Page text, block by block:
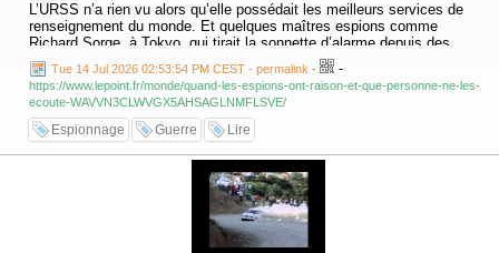
L’URSS n’a rien vu alors qu’elle possédait les meilleurs services de
renseignement du monde. Et quelques maîtres espions comme
Richard Sorge, à Tokyo, qui tirait la sonnette d’alarme depuis des
mois. Mais aussi le réseau « Orchestre rouge » à Berlin ou encore
l’agent « Breitenbach », un policier de la Gestapo travaillant pour les
Soviétiques depuis 1929. Mais la terreur stalinienne a stérilisé toute
analyse indépendante. Et quand certains défendaient les informations
de leurs espions, comme le général Proskourov à la tête du
renseignement militaire, ils étaient exécutés.
La ruée des panzers aurait-elle pu être enrayée en 1940 ? Le raid
japonais sur Pearl Harbor se préparait-il réellement dans le plus grand
secret ? Les plans du Viêt-Minh à Diên Biên Phu en 1954 ont-ils été
éventés par le renseignement français ? Plus récemment, l’émergence
de Daech en Irak, l’invasion de l’Ukraine ou l’attaque du Hamas contre
Israël auraient-elles pu être contrecarrées ?
Tue 14 Jul 2026 02:53:54 PM CEST - permalink - -
https://www.lepoint.fr/monde/quand-les-espions-ont-raison-et-que-personne-ne-les-
ecoute-WAVVN3CLWVGX5AHSAGLNMFLSVE/
Espionnage Guerre Lire